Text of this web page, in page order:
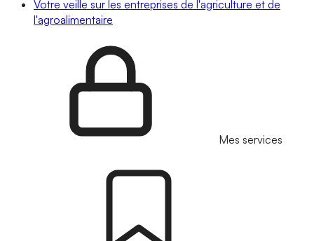
Votre veille sur les entreprises de l'agriculture et de
l'agroalimentaire
Mes services